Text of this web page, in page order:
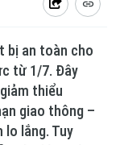
bị an toàn cho
từ 1/7. Đây
thiểu
giao thông –
lo lắng. Tuy